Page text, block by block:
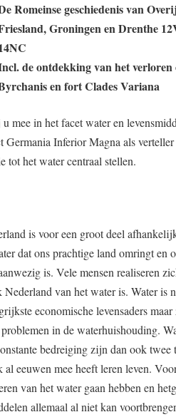
Romeinse geschiedenis van
Groningen en Drenthe
de ontdekking van het verloren
en fort Clades Variana
mee in het facet water en
Inferior Magna als
tot het water centraal stellen.
is voor een groot deel
dat ons prachtige land omringt en
is. Vele mensen realiseren
van het water is. Water is
economische levensaders
in de waterhuishouding.
bedreiging zijn dan ook twee
al eeuwen mee heeft leren leven.
van het water gaan hebben en
allemaal al niet kan